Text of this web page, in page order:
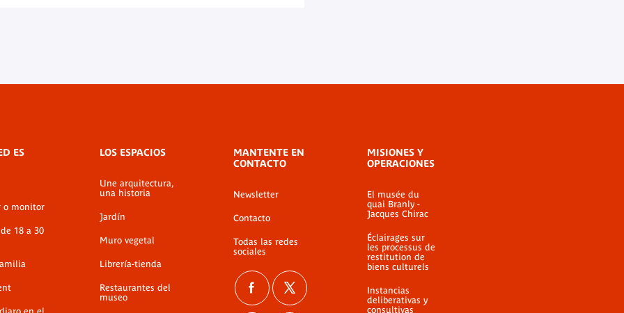
ES
o monitor
18 a 30
LOS ESPACIOS
Une arquitectura,
una historia
Jardín
Muro vegetal
Librería-tienda
Restaurantes del
museo
MANTENTE EN
CONTACTO
Newsletter
Contacto
Todas las redes
sociales
MISIONES Y
OPERACIONES
El musée du
quai Branly -
Jacques Chirac
Éclairages sur
les processus de
restitution de
biens culturels
Instancias
deliberativas y
consultivas